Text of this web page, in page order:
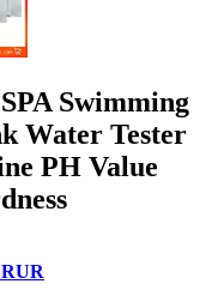
Swimming
Water Tester
PH Value
RUR